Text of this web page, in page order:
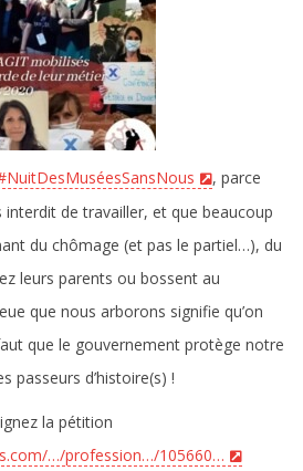
, parce
de travailler, et que beaucoup
du chômage (et pas le partiel…), du
leurs parents ou bossent au
que nous arborons signifie qu’on
que le gouvernement protège notre
passeurs d’histoire(s) !
la pétition
…/profession…/105660…